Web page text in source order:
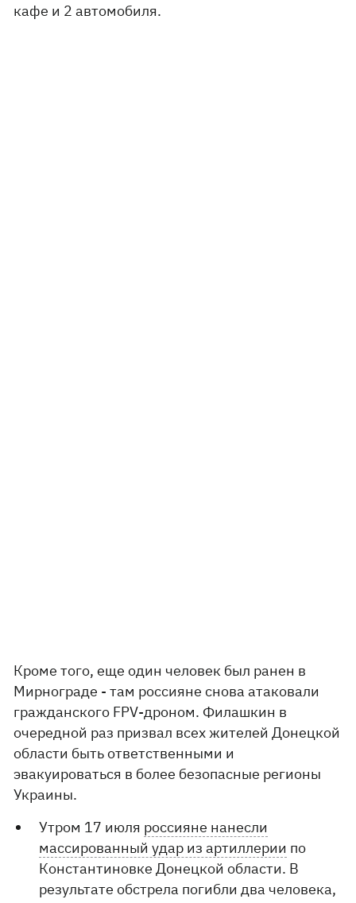
кафе и 2 автомобиля.
Кроме того, еще один человек был ранен в
Мирнограде - там россияне снова атаковали
гражданского FPV-дроном. Филашкин в
очередной раз призвал всех жителей Донецкой
области быть ответственными и
эвакуироваться в более безопасные регионы
Украины.
Утром 17 июля россияне нанесли
массированный удар из артиллерии по
Константиновке Донецкой области. В
результате обстрела погибли два человека,